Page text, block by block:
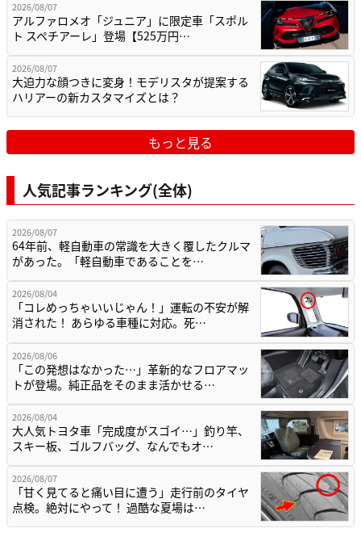
2026/08/07
アルファロメオ「ジュニア」に限定車「スポル
ト スペチアーレ」登場【525万円…
2026/08/07
大迫力な顔つきに変身！モデリスタが提案する
ハリアーの新カスタマイズとは？
もっと見る
人気記事ランキング(全体)
2026/08/07
64年前、軽自動車の常識を大きく覆したクルマ
があった。「軽自動車であることを…
2026/08/04
「コレめっちゃいいじゃん！」運転の不安が解
消された！ あらゆる車種に対応。死…
2026/08/06
「この発想はなかった…」革新的なフロアマッ
トが登場。純正品をそのまま活かせる…
2026/08/04
大人気トヨタ車「完成度がスゴイ…」釣り竿、
スキー板、ゴルフバッグ、なんでもオ…
2026/08/07
「甘く見てると痛い目に遭う」走行前のタイヤ
点検。絶対にやって！ 過酷な夏場は…